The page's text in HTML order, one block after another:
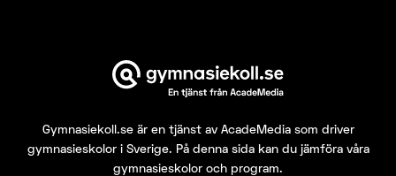
Gymnasiekoll.seär en tjänst av AcadeMedia som driver
gymnasieskolor i Sverige. På denna sida kan du jämföra våra
gymnasieskolor och program.